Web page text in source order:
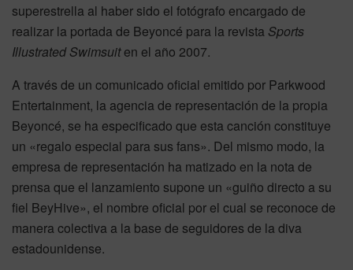
superestrella al haber sido el fotógrafo encargado de
realizar la portada de Beyoncé para la revista Sports
Illustrated Swimsuiten el año 2007.
A través de un comunicado oficial emitido por Parkwood
Entertainment, la agencia de representación de la propia
Beyoncé, se ha especificado que esta canción constituye
un «regalo especial para sus fans». Del mismo modo, la
empresa de representación ha matizado en la nota de
prensa que el lanzamiento supone un «guiño directo a su
fiel BeyHive», el nombre oficial por el cual se reconoce de
manera colectiva a la base de seguidores de la diva
estadounidense.